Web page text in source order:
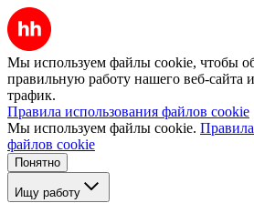
Мы используем файлы cookie, чтобы
правильную работу нашего веб-сайта
трафик.
Правила использования файлов cookie
Мы используем файлы cookie.
файлов cookie
Понятно
Ищу работу